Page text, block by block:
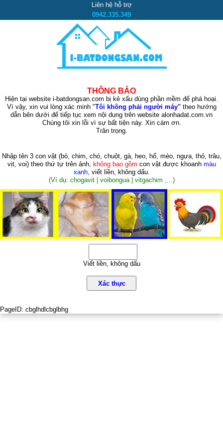
Liên hệ hỗ trợ
0942.335.349
THÔNG BÁO
Hiện tại website i-batdongsan.com bị kẻ xấu dùng phần mềm để phá hoại.
Vì vậy, xin vui lòng xác minh "Tôi không phải người máy"theo hướng
dẫn bên dưới để tiếp tục xem nội dung trên website alonhadat.com.vn
Chúng tôi xin lỗi vì sự bất tiện này. Xin cám ơn.
Trân trọng.
Nhập tên 3 con vật (bò, chim, chó, chuột, gà, heo, hổ, mèo, ngựa, thỏ, trâu,
vịt, voi)theo thứ tự trên ảnh, không bao gồm con vật được khoanh màu
xanh, viết liền, không dấu.
(Ví dụ: chogavit | voibongua | vitgachim ,...)
Viết liền, không dấu
Xác thực
PageID: cbglhdlcbglbhg